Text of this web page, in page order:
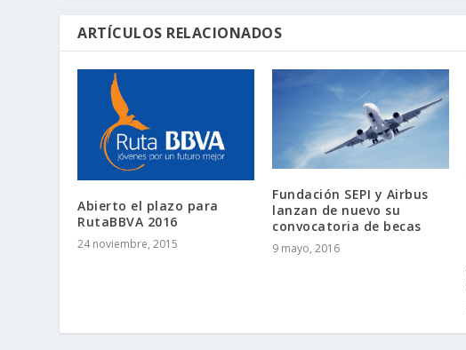
ARTÍCULOS RELACIONADOS
Abierto el plazo para
RutaBBVA 2016
24 noviembre, 2015
Fundación SEPI y Airbus
lanzan de nuevo su
convocatoria de becas
9 mayo, 2016